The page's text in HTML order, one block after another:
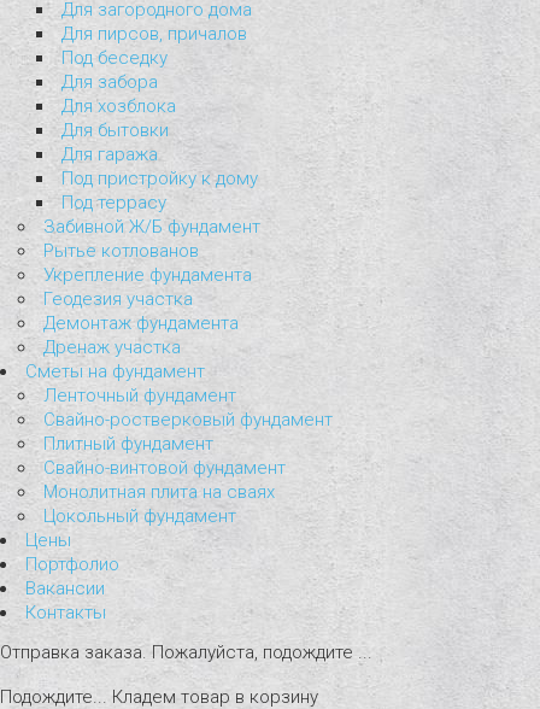
Для загородного дома
Для пирсов, причалов
Под беседку
Для забора
Для хозблока
Для бытовки
Для гаража
Под пристройку к дому
Под террасу
Забивной Ж/Б фундамент
Рытье котлованов
Укрепление фундамента
Геодезия участка
Демонтаж фундамента
Дренаж участка
Сметы на фундамент
Ленточный фундамент
Свайно-ростверковый фундамент
Плитный фундамент
Свайно-винтовой фундамент
Монолитная плита на сваях
Цокольный фундамент
Цены
Портфолио
Вакансии
Контакты
Отправка заказа. Пожалуйста, подождите ...
Подождите... Кладем товар в корзину